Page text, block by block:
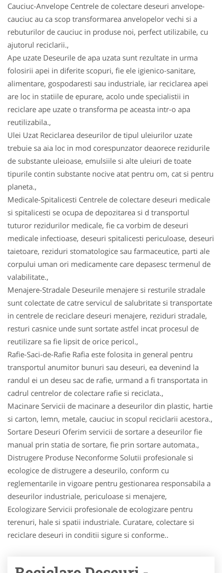
Cauciuc-Anvelope Centrele de colectare deseuri anvelope-
cauciuc au ca scop transformarea anvelopelor vechi si a
rebuturilor de cauciuc in produse noi, perfect utilizabile, cu
ajutorul reciclarii.,
Ape uzate Deseurile de apa uzata sunt rezultate in urma
folosirii apei in diferite scopuri, fie ele igienico-sanitare,
alimentare, gospodaresti sau industriale, iar reciclarea apei
are loc in statiile de epurare, acolo unde specialistii in
reciclare ape uzate o transforma pe aceasta intr-o apa
reutilizabila.,
Ulei Uzat Reciclarea deseurilor de tipul uleiurilor uzate
trebuie sa aia loc in mod corespunzator deaorece rezidurile
de substante uleioase, emulsiile si alte uleiuri de toate
tipurile contin substante nocive atat pentru om, cat si pentru
planeta.,
Medicale-Spitalicesti Centrele de colectare deseuri medicale
si spitalicesti se ocupa de depozitarea si d transportul
tuturor rezidurilor medicale, fie ca vorbim de deseuri
medicale infectioase, deseuri spitalicesti periculoase, deseuri
taietoare, reziduri stomatologice sau farmaceutice, parti ale
corpului uman ori medicamente care depasesc termenul de
valabilitate.,
Menajere-Stradale Deseurile menajere si resturile stradale
sunt colectate de catre servicul de salubritate si transportate
in centrele de reciclare deseuri menajere, reziduri stradale,
resturi casnice unde sunt sortate astfel incat procesul de
reutilizare sa fie lipsit de orice pericol.,
Rafie-Saci-de-Rafie Rafia este folosita in general pentru
transportul anumitor bunuri sau deseuri, ea devenind la
randul ei un deseu sac de rafie, urmand a fi transportata in
cadrul centrelor de colectare rafie si reciclata.,
Macinare Servicii de macinare a deseurilor din plastic, hartie
si carton, lemn, metale, cauciuc in scopul reciclarii acestora.,
Sortare Deseuri Oferim servicii de sortare a deseurilor fie
manual prin statia de sortare, fie prin sortare automata.,
Distrugere Produse Neconforme Solutii profesionale si
ecologice de distrugere a deseurilo, conform cu
reglementarile in vigoare pentru gestionarea responsabila a
deseurilor industriale, periculoase si menajere,
Ecologizare Servicii profesionale de ecologizare pentru
terenuri, hale si spatii industriale. Curatare, colectare si
reciclare deseuri in conditii sigure si conforme..